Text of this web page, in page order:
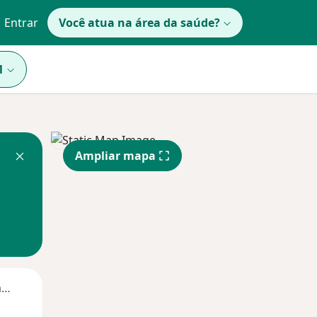
Entrar Você atua na área da saúde?
Segunda-feira
Ampliar mapa